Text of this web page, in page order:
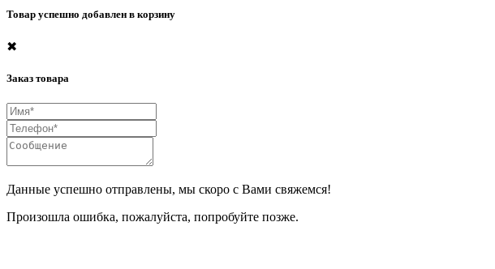
Товар успешно добавлен в корзину
✖
Заказ товара
Данные успешно отправлены, мы скоро с Вами свяжемся!
Произошла ошибка, пожалуйста, попробуйте позже.